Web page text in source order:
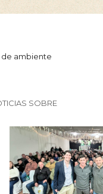
de ambiente
SOBRE